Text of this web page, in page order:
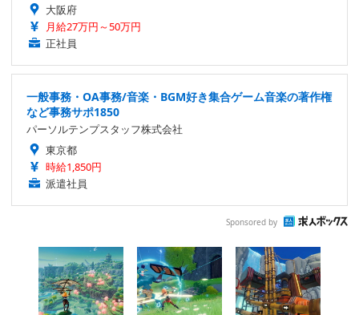
大阪府
月給27万円～50万円
正社員
一般事務・OA事務/音楽・BGM好き集合ゲーム音楽の著作権
など事務サポ1850
パーソルテンプスタッフ株式会社
東京都
時給1,850円
派遣社員
Sponsored by